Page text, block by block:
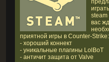
steam
вас
приятной игры в Counter-Strike:
- хороший коннект
- уникальные плагины LolBoT
- античит защита от Valve